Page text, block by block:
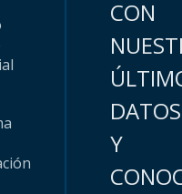
CON
DATOS
Y